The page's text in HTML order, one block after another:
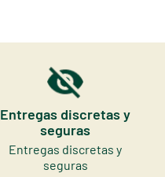
Entregas discretas y
seguras
Entregas discretas y
seguras